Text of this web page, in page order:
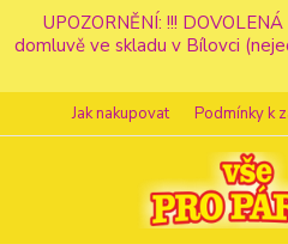
UPOZORNĚNÍ: !!!
domluvě ve skladu v Bílovci
Jak nakupovat Podmínky k